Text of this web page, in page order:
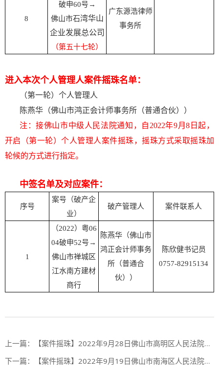
8
破申60号→
佛山市石湾华山
企业发展总公司
（第五十七轮）
广东源浩律师
事务所
进入本次个人管理人案件摇珠名单：
（第一轮）个人管理人
陈燕华（佛山市鸿正会计师事务所（普通合伙））
注：接佛山市中级人民法院通知，自2022年9月8日起，
开启（第一轮）个人管理人案件摇珠，摇珠方式采取摇珠加
轮候的方式进行指定。
中签名单及对应案件：
序号
案号（破产企
业）
破产管理人 案件联系人
1
（2022）粤06
04破申52号 →
佛山市禅城区
江水南方建材
商行
陈燕华（佛山市
鸿正会计师事务
所（普通合
伙））
陈欣健书记员
0757-82915134
上一篇：
【案件摇珠】2022年9月28日佛山市高明区人民法院案件摇珠结果
下一篇：
【案件摇珠】2022年9月19日佛山市南海区人民法院案件摇珠结果